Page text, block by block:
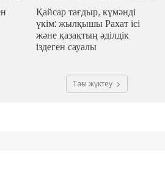
Қайсар тағдыр, күмәнді
үкім: жылқышы Рахат ісі
және қазақтың әділдік
іздеген сауалы
Тағы жүктеу